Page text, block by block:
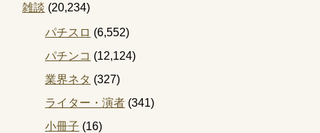
雑談 (20,234)
パチスロ (6,552)
パチンコ (12,124)
業界ネタ (327)
ライター・演者 (341)
小冊子 (16)